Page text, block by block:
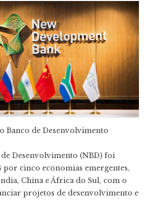
Banco de Desenvolvimento
Desenvolvimento (NBD) foi
por cinco economias emergentes,
China e África do Sul, com o
projetos de desenvolvimento e